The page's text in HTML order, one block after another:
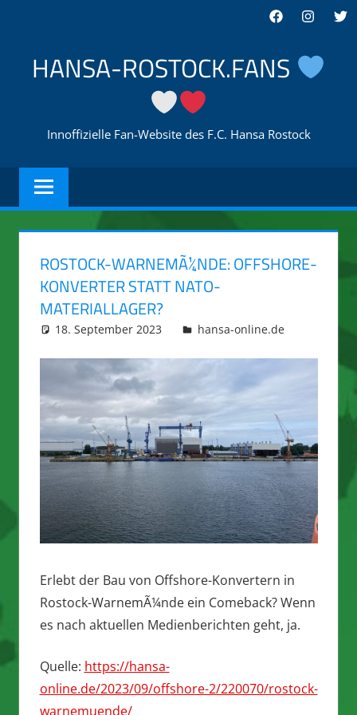
springen
Facebook
HANSA-ROSTOCK.FANS
Innoffizielle Fan-Website des F.C. Hansa Rostock
ROSTOCK-WARNEMÃ¼NDE: OFFSHORE-
KONVERTER STATT NATO-
MATERIALLAGER?
18. September 2023 integromat
hansa-online.de
Erlebt der Bau von Offshore-Konvertern in
Rostock-WarnemÃ¼nde ein Comeback? Wenn
es nach aktuellen Medienberichten geht, ja.
Quelle: https://hansa-
online.de/2023/09/offshore-2/220070/rostock-
warnemuende/